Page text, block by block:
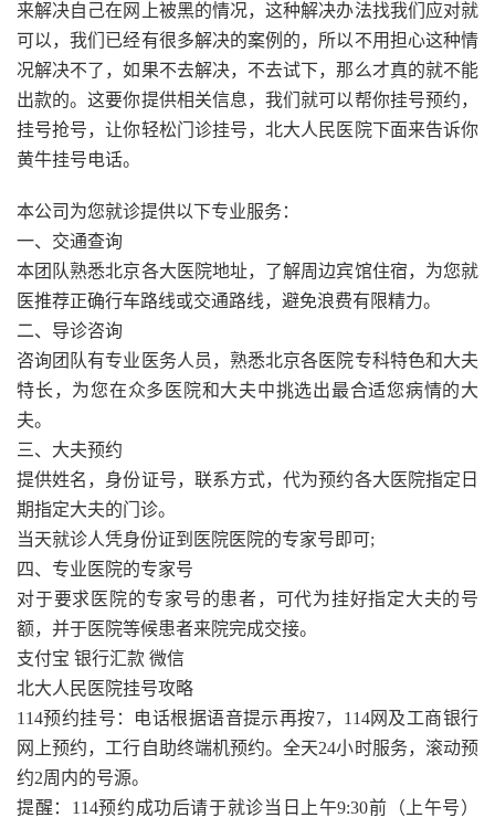
来解决自己在网上被黑的情况，这种解决办法找我们应对就
可以，我们已经有很多解决的案例的，所以不用担心这种情
况解决不了，如果不去解决，不去试下，那么才真的就不能
出款的。这要你提供相关信息，我们就可以帮你挂号预约，
挂号抢号，让你轻松门诊挂号，北大人民医院下面来告诉你
黄牛挂号电话。
本公司为您就诊提供以下专业服务：
一、交通查询
本团队熟悉北京各大医院地址，了解周边宾馆住宿，为您就
医推荐正确行车路线或交通路线，避免浪费有限精力。
二、导诊咨询
咨询团队有专业医务人员，熟悉北京各医院专科特色和大夫
特长，为您在众多医院和大夫中挑选出最合适您病情的大
夫。
三、大夫预约
提供姓名，身份证号，联系方式，代为预约各大医院指定日
期指定大夫的门诊。
当天就诊人凭身份证到医院医院的专家号即可;
四、专业医院的专家号
对于要求医院的专家号的患者，可代为挂好指定大夫的号
额，并于医院等候患者来院完成交接。
支付宝 银行汇款 微信
北大人民医院挂号攻略
114预约挂号：电话根据语音提示再按7，114网及工商银行
网上预约，工行自助终端机预约。全天24小时服务，滚动预
约2周内的号源。
提醒：114预约成功后请于就诊当日上午9:30前（上午号）